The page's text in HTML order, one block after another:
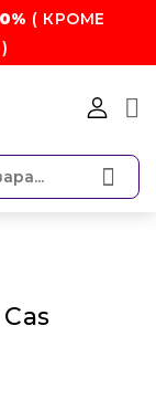
( КРОМЕ